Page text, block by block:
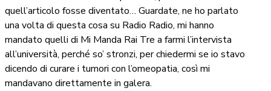
quell’articolo fosse diventato… Guardate, ne ho parlato
una volta di questa cosa su Radio Radio, mi hanno
mandato quelli di Mi Manda Rai Tre a farmi l’intervista
all’università, perché so’ stronzi, per chiedermi se io stavo
dicendo di curare i tumori con l’omeopatia, così mi
mandavano direttamente in galera.